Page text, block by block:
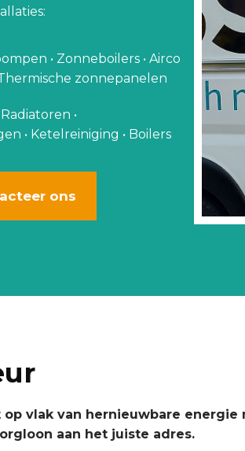
• Zonneboilers • Airco
zonnepanelen
•
• Ketelreiniging • Boilers
ons
op vlak van hernieuwbare
aan het juiste adres.